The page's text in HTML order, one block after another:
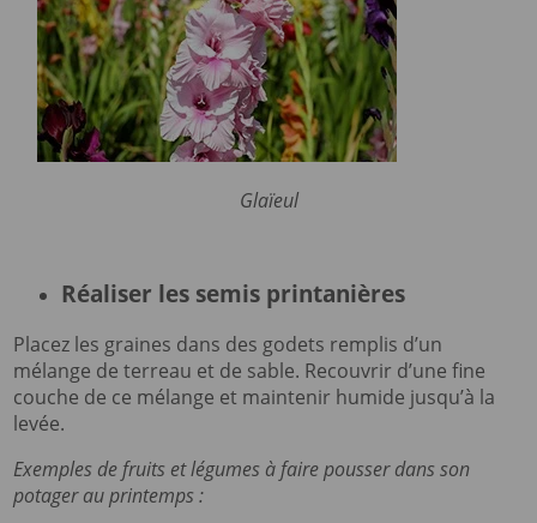
Glaïeul
Réaliser les semis printanières
Placez les graines dans des godets remplis d’un
mélange de terreau et de sable. Recouvrir d’une fine
couche de ce mélange et maintenir humide jusqu’à la
levée.
Exemples de fruits et légumes à faire pousser dans son
potager au printemps :